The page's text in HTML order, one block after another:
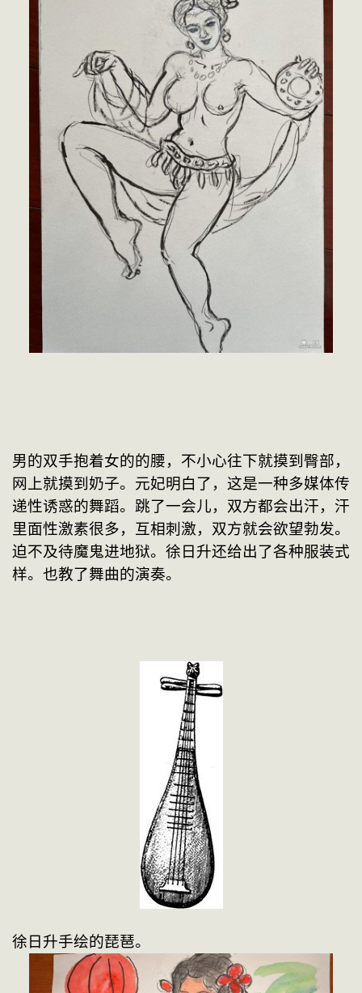
男的双手抱着女的的腰，不小心往下就摸到臀部，
网上就摸到奶子。元妃明白了，这是一种多媒体传
递性诱惑的舞蹈。跳了一会儿，双方都会出汗，汗
里面性激素很多，互相刺激，双方就会欲望勃发。
迫不及待魔鬼进地狱。徐日升还给出了各种服装式
样。也教了舞曲的演奏。
徐日升手绘的琵琶。